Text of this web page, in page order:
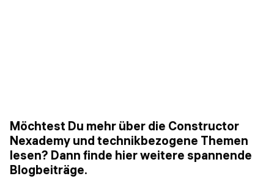
Möchtest Du mehr über die Constructor
Nexademy und technikbezogene Themen
lesen? Dann finde hier weitere spannende
Blogbeiträge.